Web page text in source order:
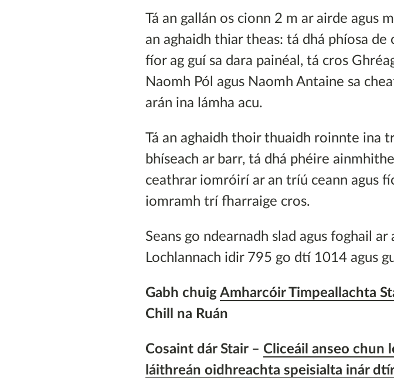
Tá an gallán os cionn 2 m ar airde agus
an aghaidh thiar theas: tá dhá phíosa
fíor ag guí sa dara painéal, tá cros
Naomh Pól agus Naomh Antaine sa
arán ina lámha acu.
Tá an aghaidh thoir thuaidh roinnte ina
bhíseach ar barr, tá dhá phéire
ceathrar iomróirí ar an tríú ceann agus
iomramh trí fharraige cros.
Seans go ndearnadh slad agus foghail
Lochlannach idir 795 go dtí 1014 agus
Gabh chuigAmharcóir Timpeallachta
Chill na Ruán
Cosaint dár Stair – Cliceáil anseo chun
láithreán oidhreachta speisialta inár